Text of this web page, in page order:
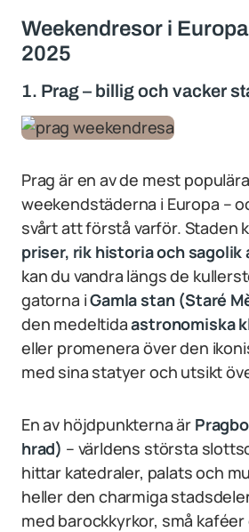
Weekendresor i
2025
1. Prag – billig och vacker
Prag är en av de mest populära
weekendstäderna i Europa –
svårt att förstå varför. Staden
priser, rik historia och
kan du vandra längs de
gatorna iGamla stan (Staré
den medeltidaastronomiska
eller promenera över den
med sina statyer och utsikt
En av höjdpunkterna är
hrad) – världens största
hittar katedraler, palats och
heller den charmiga
med barockkyrkor, små